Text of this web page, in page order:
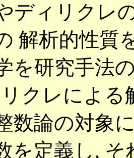
ディリクレ
解析的性質
を研究手法
クレによる
数論の対象
を定義し , そ